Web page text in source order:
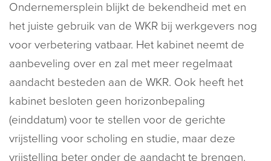
Ondernemersplein blijkt de bekendheid met en
het juiste gebruik van de WKR bij werkgevers nog
voor verbetering vatbaar. Het kabinet neemt de
aanbeveling over en zal met meer regelmaat
aandacht besteden aan de WKR. Ook heeft het
kabinet besloten geen horizonbepaling
(einddatum) voor te stellen voor de gerichte
vrijstelling voor scholing en studie, maar deze
vrijstelling beter onder de aandacht te brengen.